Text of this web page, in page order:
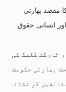
مقصد بھارتی
انسانی حقوق
ٹارگٹ کلنگ کی
بھارتی حکومت
کو نشانہ